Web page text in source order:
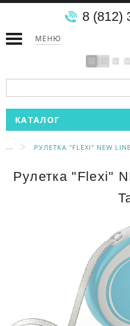
МЕНЮ
8 (812)
КАТАЛОГ
... РУЛЕТКА "FLEXI" NEW
Рулетка "Flexi"